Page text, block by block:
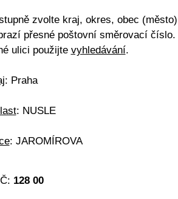
zvolte kraj, okres, obec
přesné poštovní směrovací
ulici použijte vyhledávání.
: Praha
: NUSLE
: JAROMÍROVA
128 00